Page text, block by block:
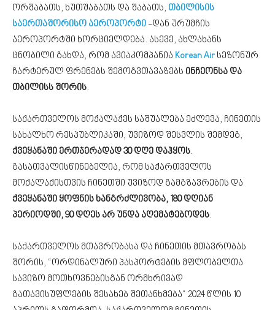
ორშაბათს, ხუთშაბათს და შაბათს, თბილისის
საერთაშორისო აეროპორტი -დან ურუმჩის
აეროპორტში ხორციელდება. ასევე, ახლახანს
ცნობილი გახდა, რომ ავიაკომპანია Korean Airსეზონურ
ჩარტერულ ფრენებს შემოგვთავაზებს ინჩეონსა და
თბილისს შორის.
საქართველოს მოქალაქეს საშუალება ეძლევა, ჩინეთის
სახალხო რესპუბლიკაში, უვიზოდ შესვლის შემდეგ,
ქვეყანაში ერთჯერადად 30 დღე დაჰყოს.
გასათვალისწინებელია, რომ საქართველოს
მოქალაქისთვის ჩინეთში უვიზოდ გამგზავრების და
ქვეყანაში ყოფნის ხანგრძლივობა, 180 დღიან
პერიოდში, 90 დღეს არ უნდა აღემატებოდეს.
საქართველოს მთავრობასა და ჩინეთის მთავრობას
შორის, “ორდინალური პასპორტების მფლობელთა
სავიზო მოთხოვნებისგან ორმხრივად
გათავისუფლების შესახებ შეთანხმება“ 2024 წლის 10